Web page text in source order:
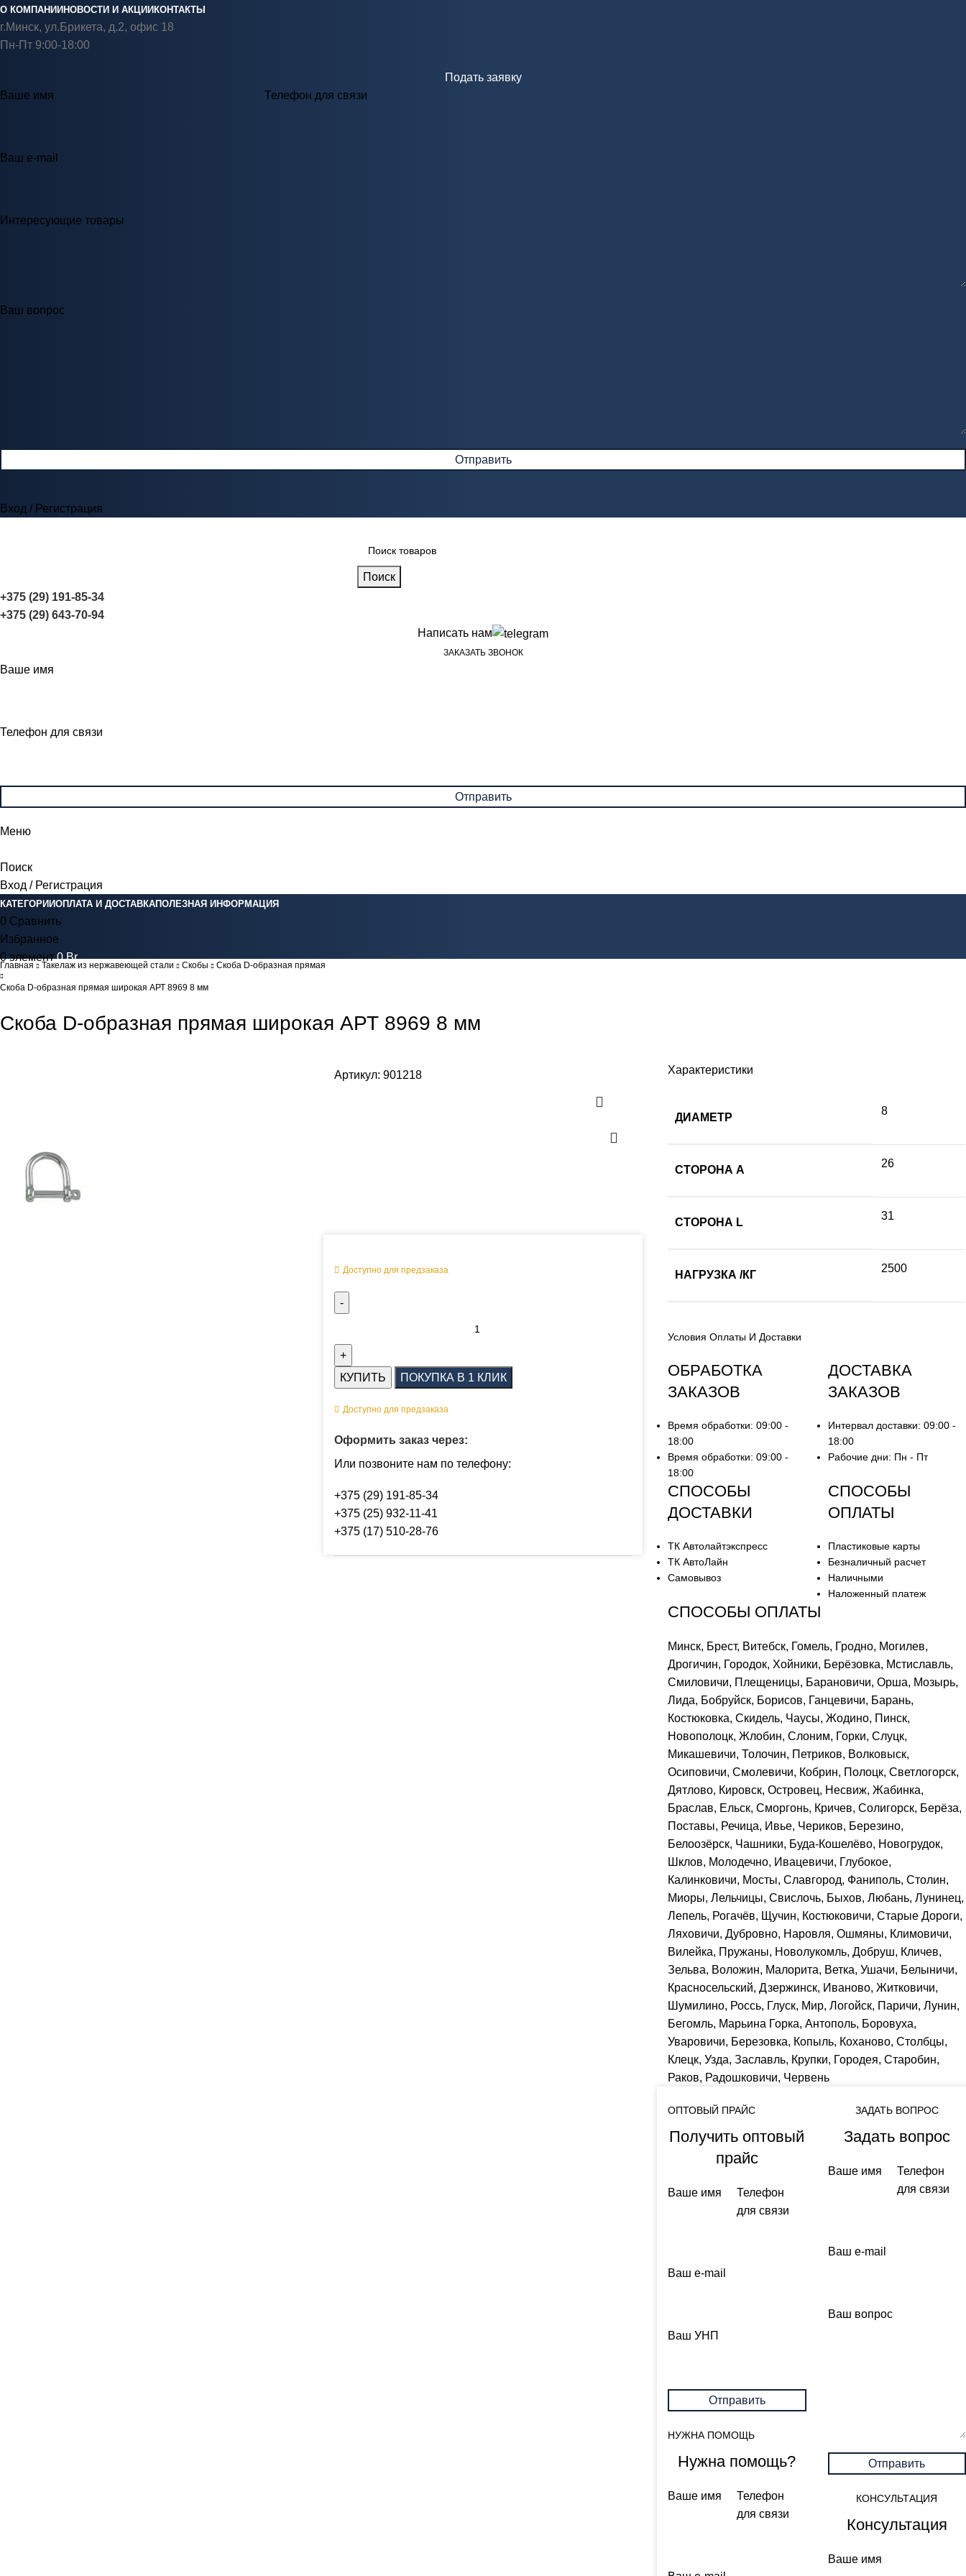
О КОМПАНИИ НОВОСТИ И АКЦИИ КОНТАКТЫ
г.Минск, ул.Брикета, д.2, офис 18
Пн-Пт 9:00-18:00
Подать заявку
Ваше имя
Телефон для связи
Ваш e-mail
Интересующие товары
Ваш вопрос
Вход / Регистрация
Поиск
+375 (29) 191-85-34
+375 (29) 643-70-94
Написать нам
ЗАКАЗАТЬ ЗВОНОК
Ваше имя
Телефон для связи
Меню
Поиск
Вход / Регистрация
КАТЕГОРИИОПЛАТА И ДОСТАВКАПОЛЕЗНАЯ ИНФОРМАЦИЯ
0 Сравнить
Избранное
0элемент 0Br
Главная Такелаж из нержавеющей стали Скобы Скоба D-образная прямая
Скоба D-образная прямая широкая АРТ 8969 8 мм
Скоба D-образная прямая широкая АРТ 8969 8 мм
Артикул: 901218
Доступно для предзаказа
КУПИТЬ ПОКУПКА В 1 КЛИК
Доступно для предзаказа
Оформить заказ через:
Или позвоните нам по телефону:
+375 (29) 191-85-34
+375 (25) 932-11-41
+375 (17) 510-28-76
Характеристики
ДИАМЕТР
8
СТОРОНА А
26
СТОРОНА L
31
НАГРУЗКА /КГ
2500
Условия Оплаты И Доставки
ОБРАБОТКА
ЗАКАЗОВ
Время обработки: 09:00 -
18:00
Время обработки: 09:00 -
18:00
ДОСТАВКА
ЗАКАЗОВ
Интервал доставки: 09:00 -
18:00
Рабочие дни: Пн - Пт
СПОСОБЫ
ДОСТАВКИ
ТК Автолайтэкспресс
ТК АвтоЛайн
Самовывоз
СПОСОБЫ
ОПЛАТЫ
Пластиковые карты
Безналичный расчет
Наличными
Наложенный платеж
СПОСОБЫ ОПЛАТЫ
Минск, Брест, Витебск, Гомель, Гродно, Могилев,
Дрогичин, Городок, Хойники, Берёзовка, Мстиславль,
Смиловичи, Плещеницы, Барановичи, Орша, Мозырь,
Лида, Бобруйск, Борисов, Ганцевичи, Барань,
Костюковка, Скидель, Чаусы, Жодино, Пинск,
Новополоцк, Жлобин, Слоним, Горки, Слуцк,
Микашевичи, Толочин, Петриков, Волковыск,
Осиповичи, Смолевичи, Кобрин, Полоцк, Светлогорск,
Дятлово, Кировск, Островец, Несвиж, Жабинка,
Браслав, Ельск, Сморгонь, Кричев, Солигорск, Берёза,
Поставы, Речица, Ивье, Чериков, Березино,
Белоозёрск, Чашники, Буда-Кошелёво, Новогрудок,
Шклов, Молодечно, Ивацевичи, Глубокое,
Калинковичи, Мосты, Славгород, Фаниполь, Столин,
Миоры, Лельчицы, Свислочь, Быхов, Любань, Лунинец,
Лепель, Рогачёв, Щучин, Костюковичи, Старые Дороги,
Ляховичи, Дубровно, Наровля, Ошмяны, Климовичи,
Вилейка, Пружаны, Новолукомль, Добруш, Кличев,
Зельва, Воложин, Малорита, Ветка, Ушачи, Белыничи,
Красносельский, Дзержинск, Иваново, Житковичи,
Шумилино, Россь, Глуск, Мир, Логойск, Паричи, Лунин,
Бегомль, Марьина Горка, Антополь, Боровуха,
Уваровичи, Березовка, Копыль, Коханово, Столбцы,
Клецк, Узда, Заславль, Крупки, Городея, Старобин,
Раков, Радошковичи, Червень
ОПТОВЫЙ ПРАЙС
Получить оптовый
прайс
Ваше имя
Телефон
для связи
Ваш e-mail
Ваш УНП
НУЖНА ПОМОЩЬ
Нужна помощь?
Ваше имя
Телефон
для связи
ЗАДАТЬ ВОПРОС
Задать вопрос
Ваше имя
Телефон
для связи
Ваш e-mail
Ваш вопрос
КОНСУЛЬТАЦИЯ
Консультация
Ваше имя